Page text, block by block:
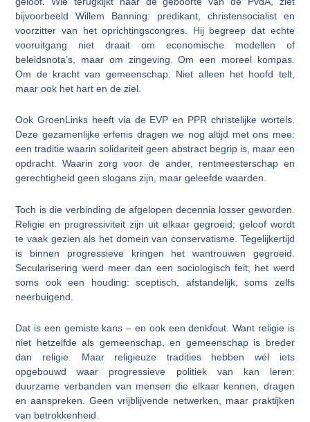
bijvoorbeeld Willem Banning: predikant, christensocialist en
voorzitter van het oprichtingscongres. Hij begreep dat echte
vooruitgang niet draait om economische modellen of
beleidsnota’s, maar om zingeving. Om een moreel kompas.
Om de kracht van gemeenschap. Niet alleen het hoofd telt,
maar ook het hart en de ziel.
Ook GroenLinks heeft via de EVP en PPR christelijke wortels.
Deze gezamenlijke erfenis dragen we nog altijd met ons mee:
een traditie waarin solidariteit geen abstract begrip is, maar een
opdracht. Waarin zorg voor de ander, rentmeesterschap en
gerechtigheid geen slogans zijn, maar geleefde waarden.
Toch is die verbinding de afgelopen decennia losser geworden.
Religie en progressiviteit zijn uit elkaar gegroeid; geloof wordt
te vaak gezien als het domein van conservatisme. Tegelijkertijd
is binnen progressieve kringen het wantrouwen gegroeid.
Secularisering werd meer dan een sociologisch feit; het werd
soms ook een houding: sceptisch, afstandelijk, soms zelfs
neerbuigend.
Dat is een gemiste kans – en ook een denkfout. Want religie is
niet hetzelfde als gemeenschap, en gemeenschap is breder
dan religie. Maar religieuze tradities hebben wél iets
opgebouwd waar progressieve politiek van kan leren:
duurzame verbanden van mensen die elkaar kennen, dragen
en aanspreken. Geen vrijblijvende netwerken, maar praktijken
van betrokkenheid.